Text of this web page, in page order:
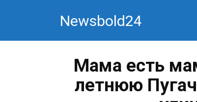
Newsbold24
Мама есть
летнюю